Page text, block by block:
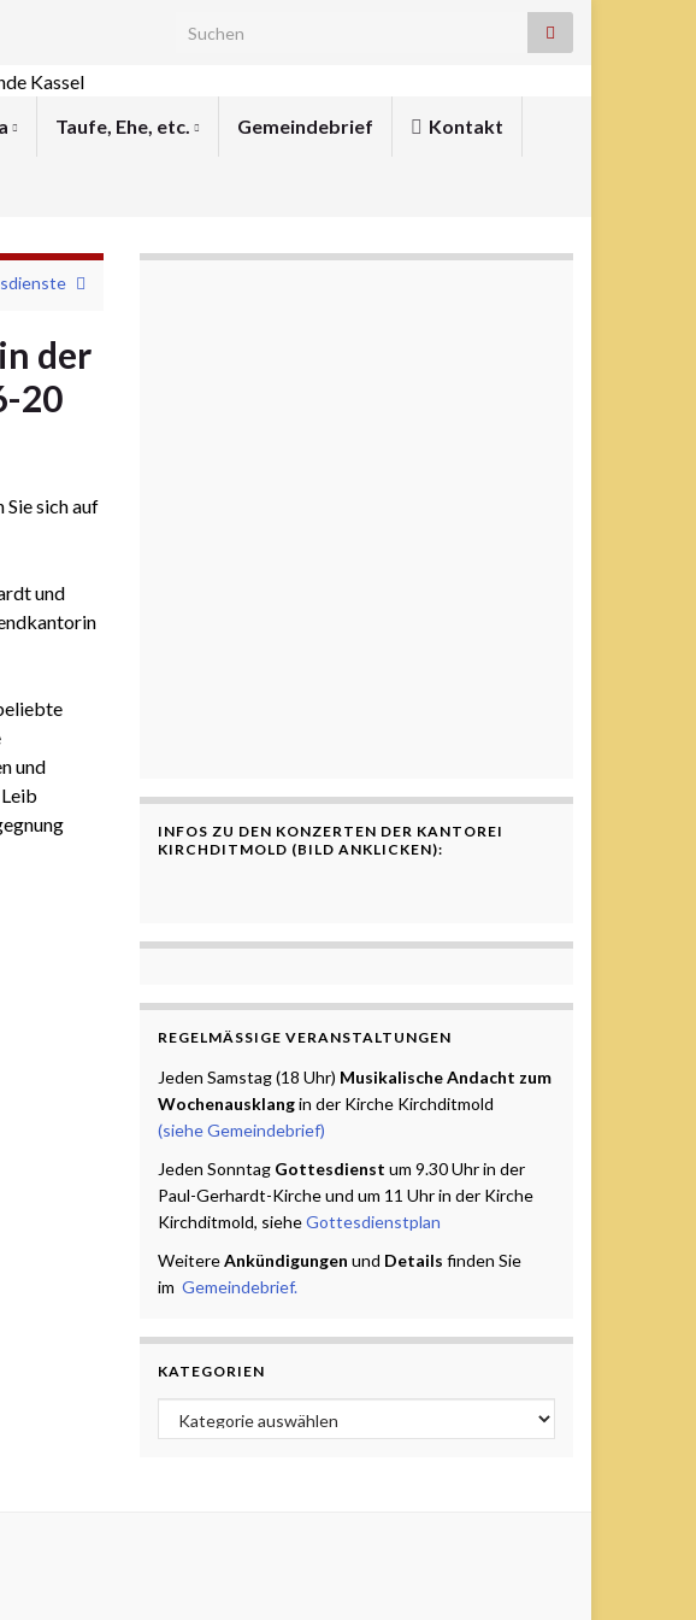
Search for:
Taufe, Ehe, etc. Gemeindebrief Kontakt
der
20
Sie sich auf
und
und
INFOS ZU DEN KONZERTEN DER KANTOREI
KIRCHDITMOLD (BILD ANKLICKEN):
REGELMÄSSIGE VERANSTALTUNGEN
Jeden Samstag (18 Uhr) Musikalische Andacht zum
Wochenausklangin der Kirche Kirchditmold
(siehe Gemeindebrief)
Jeden Sonntag Gottesdienst um 9.30 Uhr in der
Paul-Gerhardt-Kirche und um 11 Uhr in der Kirche
Kirchditmold, sieheGottesdienstplan
WeitereAnkündigungen und Details finden Sie
im Gemeindebrief.
KATEGORIEN
Kategorien